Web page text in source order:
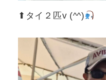
⬆︎タイ２匹v (^^)